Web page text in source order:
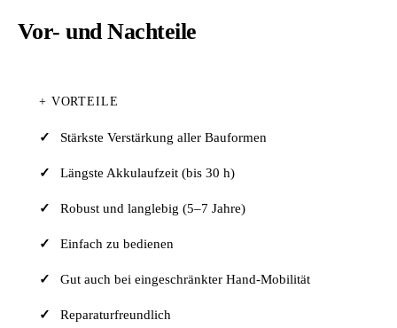
Vor- und Nachteile
+ VORTEILE
Stärkste Verstärkung aller Bauformen
Längste Akkulaufzeit (bis 30 h)
Robust und langlebig (5–7 Jahre)
Einfach zu bedienen
Gut auch bei eingeschränkter Hand-Mobilität
Reparaturfreundlich